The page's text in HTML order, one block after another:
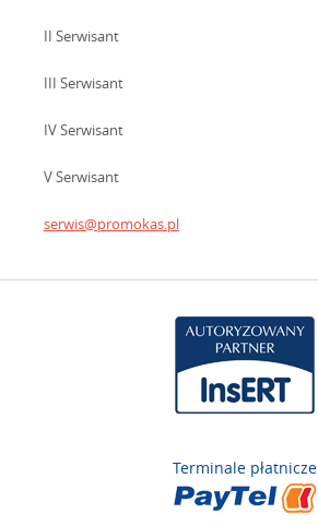
II Serwisant
III Serwisant
IV Serwisant
V Serwisant
serwis@promokas.pl
Terminale płatnicze